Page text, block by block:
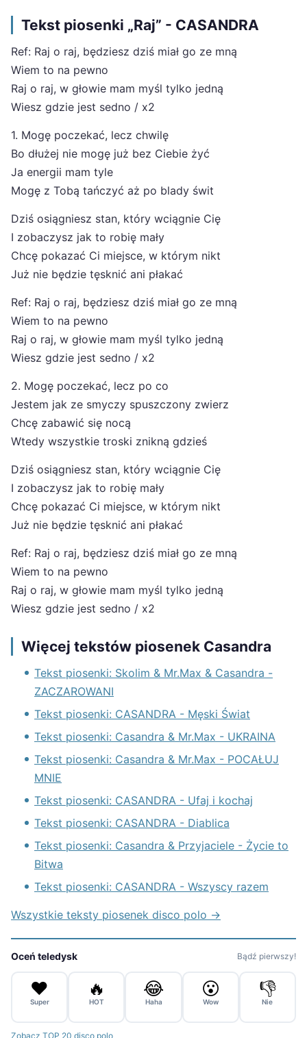
Tekst piosenki „Raj” - CASANDRA
Ref: Raj o raj, będziesz dziś miał go ze mną
Wiem to na pewno
Raj o raj, w głowie mam myśl tylko jedną
Wiesz gdzie jest sedno / x2
1. Mogę poczekać, lecz chwilę
Bo dłużej nie mogę już bez Ciebie żyć
Ja energii mam tyle
Mogę z Tobą tańczyć aż po blady świt
Dziś osiągniesz stan, który wciągnie Cię
I zobaczysz jak to robię mały
Chcę pokazać Ci miejsce, w którym nikt
Już nie będzie tęsknić ani płakać
Ref: Raj o raj, będziesz dziś miał go ze mną
Wiem to na pewno
Raj o raj, w głowie mam myśl tylko jedną
Wiesz gdzie jest sedno / x2
2. Mogę poczekać, lecz po co
Jestem jak ze smyczy spuszczony zwierz
Chcę zabawić się nocą
Wtedy wszystkie troski znikną gdzieś
Dziś osiągniesz stan, który wciągnie Cię
I zobaczysz jak to robię mały
Chcę pokazać Ci miejsce, w którym nikt
Już nie będzie tęsknić ani płakać
Ref: Raj o raj, będziesz dziś miał go ze mną
Wiem to na pewno
Raj o raj, w głowie mam myśl tylko jedną
Wiesz gdzie jest sedno / x2
Więcej tekstów piosenek Casandra
Tekst piosenki: Skolim & Mr.Max & Casandra -
ZACZAROWANI
Tekst piosenki: CASANDRA - Męski Świat
Tekst piosenki: Casandra & Mr.Max - UKRAINA
Tekst piosenki: Casandra & Mr.Max - POCAŁUJ
MNIE
Tekst piosenki: CASANDRA - Ufaj i kochaj
Tekst piosenki: CASANDRA - Diablica
Tekst piosenki: Casandra & Przyjaciele - Życie to
Bitwa
Tekst piosenki: CASANDRA - Wszyscy razem
Wszystkie teksty piosenek disco polo →
Oceń teledysk Bądź pierwszy!
❤️
Super
🔥
HOT
😂
Haha
😮
Wow
👎
Nie
Zobacz TOP 20 disco polo